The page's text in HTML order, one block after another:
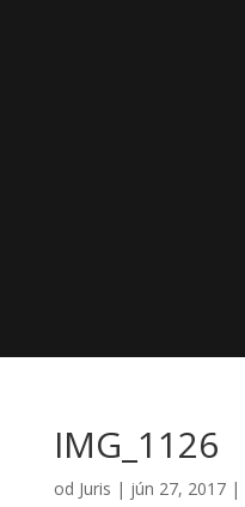
IMG_1126
od Juris | jún 27, 2017|